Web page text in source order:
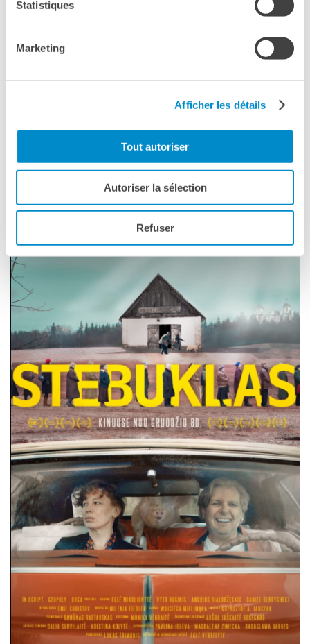
Statistiques
Marketing
Afficher les détails
Tout autoriser
Autoriser la sélection
Refuser